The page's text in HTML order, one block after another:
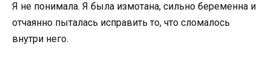
Я не понимала. Я была измотана, сильно беременна и
отчаянно пыталась исправить то, что сломалось
внутри него.